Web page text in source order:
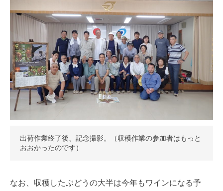
出荷作業終了後、記念撮影。（収穫作業の参加者はもっと
おおかったのです）
なお、収穫したぶどうの大半は今年もワインになる予